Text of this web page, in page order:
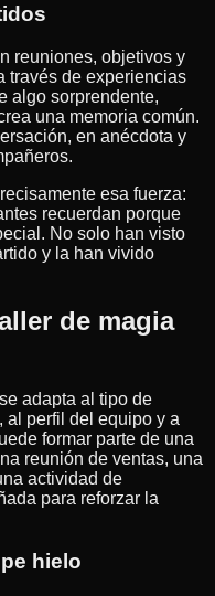
reuniones, objetivos y
través de experiencias
algo sorprendente,
una memoria común.
en anécdota y
esa fuerza:
recuerdan porque
No solo han visto
y la han vivido
de magia
adapta al tipo de
al perfil del equipo y a
formar parte de una
reunión de ventas, una
actividad de
para reforzar la
hielo